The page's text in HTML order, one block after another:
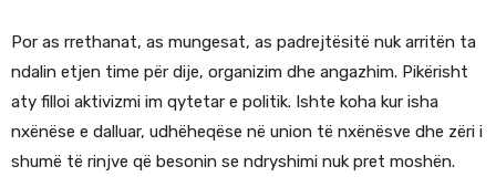
Por as rrethanat, as mungesat, as padrejtësitë nuk arritën ta
ndalin etjen time për dije, organizim dhe angazhim. Pikërisht
aty filloi aktivizmi im qytetar e politik. Ishte koha kur isha
nxënëse e dalluar, udhëheqëse në union të nxënësve dhe zëri i
shumë të rinjve që besonin se ndryshimi nuk pret moshën.